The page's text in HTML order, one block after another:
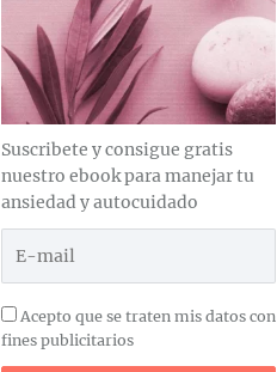
Suscribete y consigue gratis
nuestro ebook para manejar tu
ansiedad y autocuidado
Acepto que se traten mis datos con
fines publicitarios